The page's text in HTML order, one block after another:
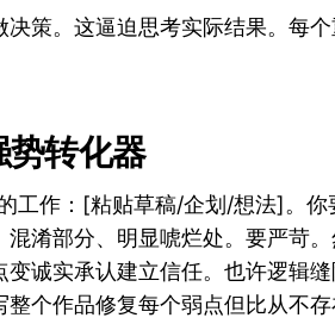
决策。这逼迫思考实际结果。每
势转化器
工作：[粘贴草稿/企划/想法]。
混淆部分、明显唬烂处。要严苛
变诚实承认建立信任。也许逻辑
整个作品修复每个弱点但比从不